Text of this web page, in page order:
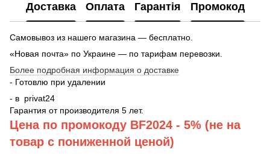
Доставка Оплата Гарантія Промокод
Самовывоз из нашего магазина — бесплатно.
«Новая почта» по Украине — по тарифам перевозки.
Более подробная информация о доставке
- Готовлю при удалении
- в privat24
Гарантия от производителя 5 лет.
Цена по промокоду BF2024 - 5% (не на
товар с пониженной ценой)